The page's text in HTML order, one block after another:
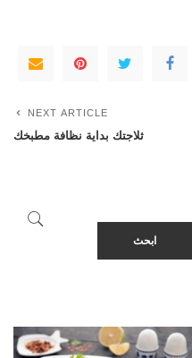
NEXT ARTICLE
ثلاجتك بداية نظافة مطبخك
ابحث